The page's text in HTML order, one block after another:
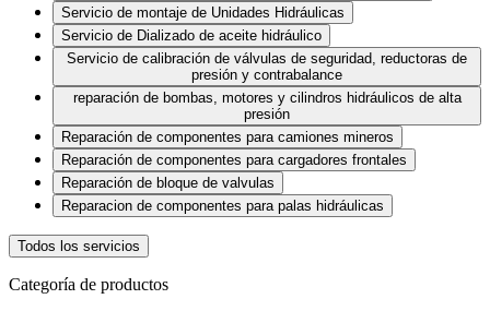
Servicio de montaje de Unidades Hidráulicas
Servicio de Dializado de aceite hidráulico
Servicio de calibración de válvulas de seguridad, reductoras de
presión y contrabalance
reparación de bombas, motores y cilindros hidráulicos de alta
presión
Reparación de componentes para camiones mineros
Reparación de componentes para cargadores frontales
Reparación de bloque de valvulas
Reparacion de componentes para palas hidráulicas
Todos los servicios
Categoría de productos